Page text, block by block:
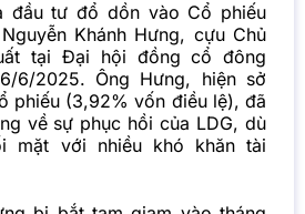
đầu tư đổ dồn vào Cổ phiếu
Khánh Hưng, cựu Chủ
tại Đại hội đồng cổ đông
6/2025. Ông Hưng, hiện sở
phiếu (3,92% vốn điều lệ), đã
về sự phục hồi của LDG, dù
mặt với nhiều khó khăn tài